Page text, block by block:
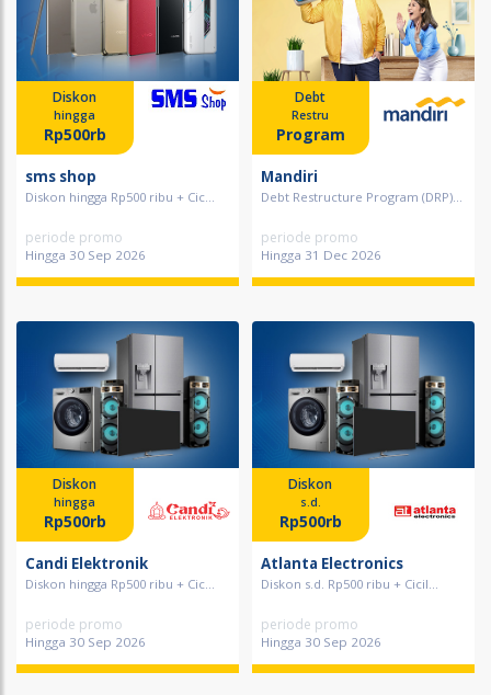
Diskon
hingga
Rp500rb
sms shop
Diskon hingga Rp500 ribu + Cic...
periode promo
Hingga 30 Sep 2026
Debt
Restru
Program
Mandiri
Debt Restructure Program (DRP)...
periode promo
Hingga 31 Dec 2026
Diskon
hingga
Rp500rb
Candi Elektronik
Diskon hingga Rp500 ribu + Cic...
periode promo
Hingga 30 Sep 2026
Diskon
s.d.
Rp500rb
Atlanta Electronics
Diskon s.d. Rp500 ribu + Cicil...
periode promo
Hingga 30 Sep 2026